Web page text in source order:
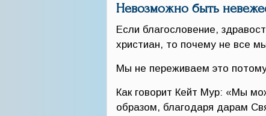
Невозможно быть
Если благословение,
христиан, то почему не все
Мы не переживаем это
Как говорит Кейт Мур: «Мы
образом, благодаря дарам